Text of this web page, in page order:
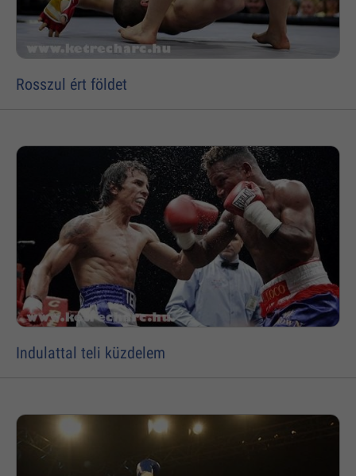
Rosszul ért földet
Indulattal teli küzdelem